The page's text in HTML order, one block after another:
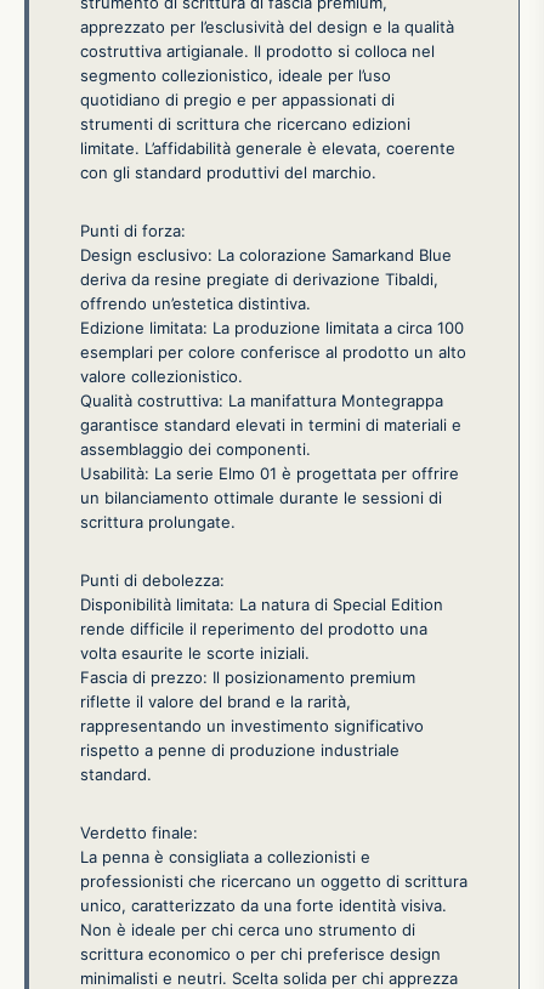
apprezzato per l’esclusività del design e la qualità
costruttiva artigianale. Il prodotto si colloca nel
segmento collezionistico, ideale per l’uso
quotidiano di pregio e per appassionati di
strumenti di scrittura che ricercano edizioni
limitate. L’affidabilità generale è elevata, coerente
con gli standard produttivi del marchio.
Punti di forza:
Design esclusivo: La colorazione Samarkand Blue
deriva da resine pregiate di derivazione Tibaldi,
offrendo un’estetica distintiva.
Edizione limitata: La produzione limitata a circa 100
esemplari per colore conferisce al prodotto un alto
valore collezionistico.
Qualità costruttiva: La manifattura Montegrappa
garantisce standard elevati in termini di materiali e
assemblaggio dei componenti.
Usabilità: La serie Elmo 01 è progettata per offrire
un bilanciamento ottimale durante le sessioni di
scrittura prolungate.
Punti di debolezza:
Disponibilità limitata: La natura di Special Edition
rende difficile il reperimento del prodotto una
volta esaurite le scorte iniziali.
Fascia di prezzo: Il posizionamento premium
riflette il valore del brand e la rarità,
rappresentando un investimento significativo
rispetto a penne di produzione industriale
standard.
Verdetto finale:
La penna è consigliata a collezionisti e
professionisti che ricercano un oggetto di scrittura
unico, caratterizzato da una forte identità visiva.
Non è ideale per chi cerca uno strumento di
scrittura economico o per chi preferisce design
minimalisti e neutri. Scelta solida per chi apprezza